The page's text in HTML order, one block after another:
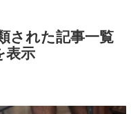
された記事一覧
表示